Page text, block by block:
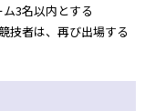
3名以内とする
技者は、再び出場する